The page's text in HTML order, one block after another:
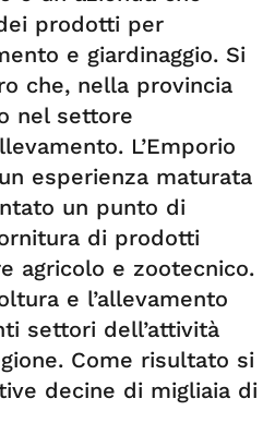
prodotti per
e giardinaggio. Si
che, nella provincia
nel settore
L’Emporio
esperienza maturata
un punto di
di prodotti
agricolo e zootecnico.
e l’allevamento
settori dell’attività
Come risultato si
decine di migliaia di